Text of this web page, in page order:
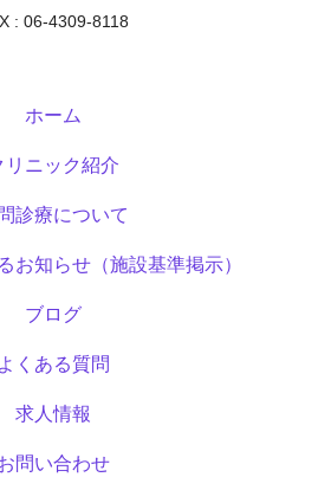
: 06-4309-8118
ホーム
リニック紹介
診療について
お知らせ（施設基準掲示）
ブログ
よくある質問
求人情報
問い合わせ